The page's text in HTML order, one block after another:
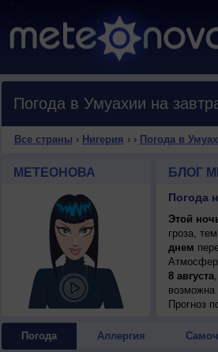
Погода в Умуахии на
Все страны › Нигерия › › Погода в
МЕТЕОНОВА БЛОГ
Погода
Этой
гроза,
днем
8 августа
возможна
Прогноз
Погода Аллергия